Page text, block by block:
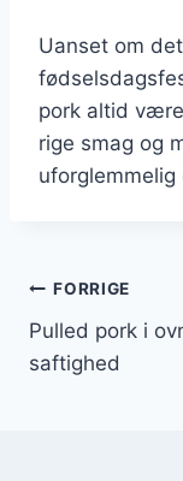
Uanset om
pork altid
rige smag og
FORRIGE
Pulled pork i
saftighed